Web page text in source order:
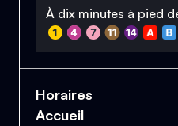
À dix minutes à pied
Horaires
Accueil